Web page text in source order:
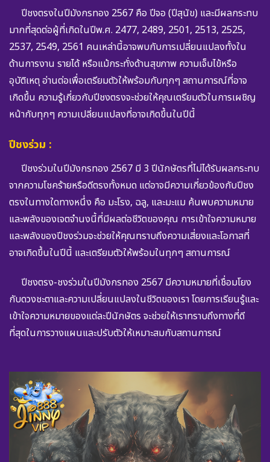
ปีชงตรงในปีมังกรทอง 2567 คือ ปีจอ (ปีสุนัข) และมีผลกระทบ
มากที่สุดต่อผู้ที่เกิดในปีพ.ศ. 2477, 2489, 2501, 2513, 2525,
2537, 2549, 2561 คนเหล่านี้อาจพบกับการเปลี่ยนแปลงทั้งใน
ด้านการงาน รายได้ หรือแม้กระทั่งด้านสุขภาพ ความเจ็บไข้หรือ
อุบัติเหตุ อ่านต่อเพื่อเตรียมตัวให้พร้อมกับทุกๆ สถานการณ์ที่อาจ
เกิดขึ้น ความรู้เกี่ยวกับปีชงตรงจะช่วยให้คุณเตรียมตัวในการเผชิญ
หน้ากับทุกๆ ความเปลี่ยนแปลงที่อาจเกิดขึ้นในปีนี้
ปีชงร่วม :
ปีชงร่วมในปีมังกรทอง 2567 มี 3 ปีนักษัตรที่ไม่ได้รับผลกระทบ
จากความโชคร้ายหรือดีตรงทั้งหมด แต่อาจมีความเกี่ยวข้องกับปีชง
ตรงในทางใดทางหนึ่ง คือ มะโรง, ฉลู, และมะแม ค้นพบความหมาย
และพลังของเจตจำนงนี้ที่มีผลต่อชีวิตของคุณ การเข้าใจความหมาย
และพลังของปีชงร่วมจะช่วยให้คุณทราบถึงความเสี่ยงและโอกาสที่
อาจเกิดขึ้นในปีนี้ และเตรียมตัวให้พร้อมในทุกๆ สถานการณ์
ปีชงตรง-ชงร่วมในปีมังกรทอง 2567 มีความหมายที่เชื่อมโยง
กับดวงชะตาและความเปลี่ยนแปลงในชีวิตของเรา โดยการเรียนรู้และ
เข้าใจความหมายของแต่ละปีนักษัตร จะช่วยให้เราทราบถึงทางที่ดี
ที่สุดในการวางแผนและปรับตัวให้เหมาะสมกับสถานการณ์